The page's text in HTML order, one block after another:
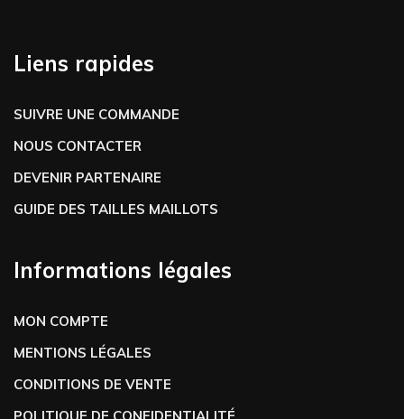
Liens rapides
SUIVRE UNE COMMANDE
NOUS CONTACTER
DEVENIR PARTENAIRE
GUIDE DES TAILLES MAILLOTS
Informations légales
MON COMPTE
MENTIONS LÉGALES
CONDITIONS DE VENTE